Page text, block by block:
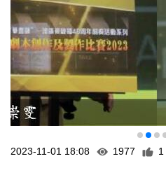
2023-11-01 18:08 1977 1